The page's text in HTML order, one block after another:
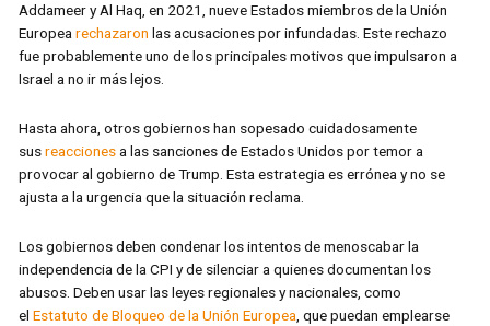
Addameer y Al Haq, en 2021, nueve Estados miembros de la Unión
Europearechazaron las acusaciones por infundadas. Este rechazo
fue probablemente uno de los principales motivos que impulsaron a
Israel a no ir más lejos.
Hasta ahora, otros gobiernos han sopesado cuidadosamente
susreaccionesa las sanciones de Estados Unidos por temor a
provocar al gobierno de Trump. Esta estrategia es errónea y no se
ajusta a la urgencia que la situación reclama.
Los gobiernos deben condenar los intentos de menoscabar la
independencia de la CPI y de silenciar a quienes documentan los
abusos. Deben usar las leyes regionales y nacionales, como
elEstatuto de Bloqueo de la Unión Europea, que puedan emplearse